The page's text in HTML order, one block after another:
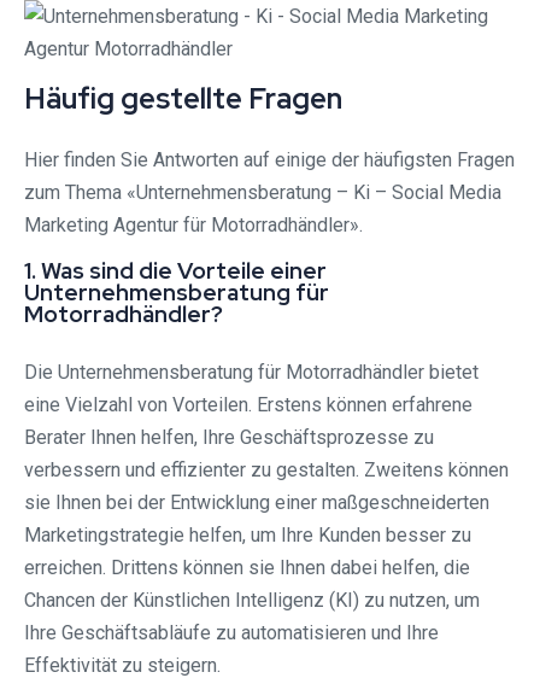
Häufig gestellte Fragen
Hier finden Sie Antworten auf einige der häufigsten Fragen
zum Thema «Unternehmensberatung – Ki – Social Media
Marketing Agentur für Motorradhändler».
1. Was sind die Vorteile einer
Unternehmensberatung für
Motorradhändler?
Die Unternehmensberatung für Motorradhändler bietet
eine Vielzahl von Vorteilen. Erstens können erfahrene
Berater Ihnen helfen, Ihre Geschäftsprozesse zu
verbessern und effizienter zu gestalten. Zweitens können
sie Ihnen bei der Entwicklung einer maßgeschneiderten
Marketingstrategie helfen, um Ihre Kunden besser zu
erreichen. Drittens können sie Ihnen dabei helfen, die
Chancen der Künstlichen Intelligenz (KI) zu nutzen, um
Ihre Geschäftsabläufe zu automatisieren und Ihre
Effektivität zu steigern.